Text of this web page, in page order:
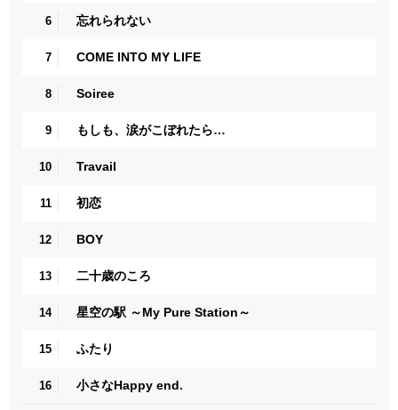
6 忘れられない
7 COME INTO MY LIFE
8 Soiree
9 もしも、涙がこぼれたら…
10 Travail
11 初恋
12 BOY
13 二十歳のころ
14 星空の駅 ～My Pure Station～
15 ふたり
16 小さなHappy end.